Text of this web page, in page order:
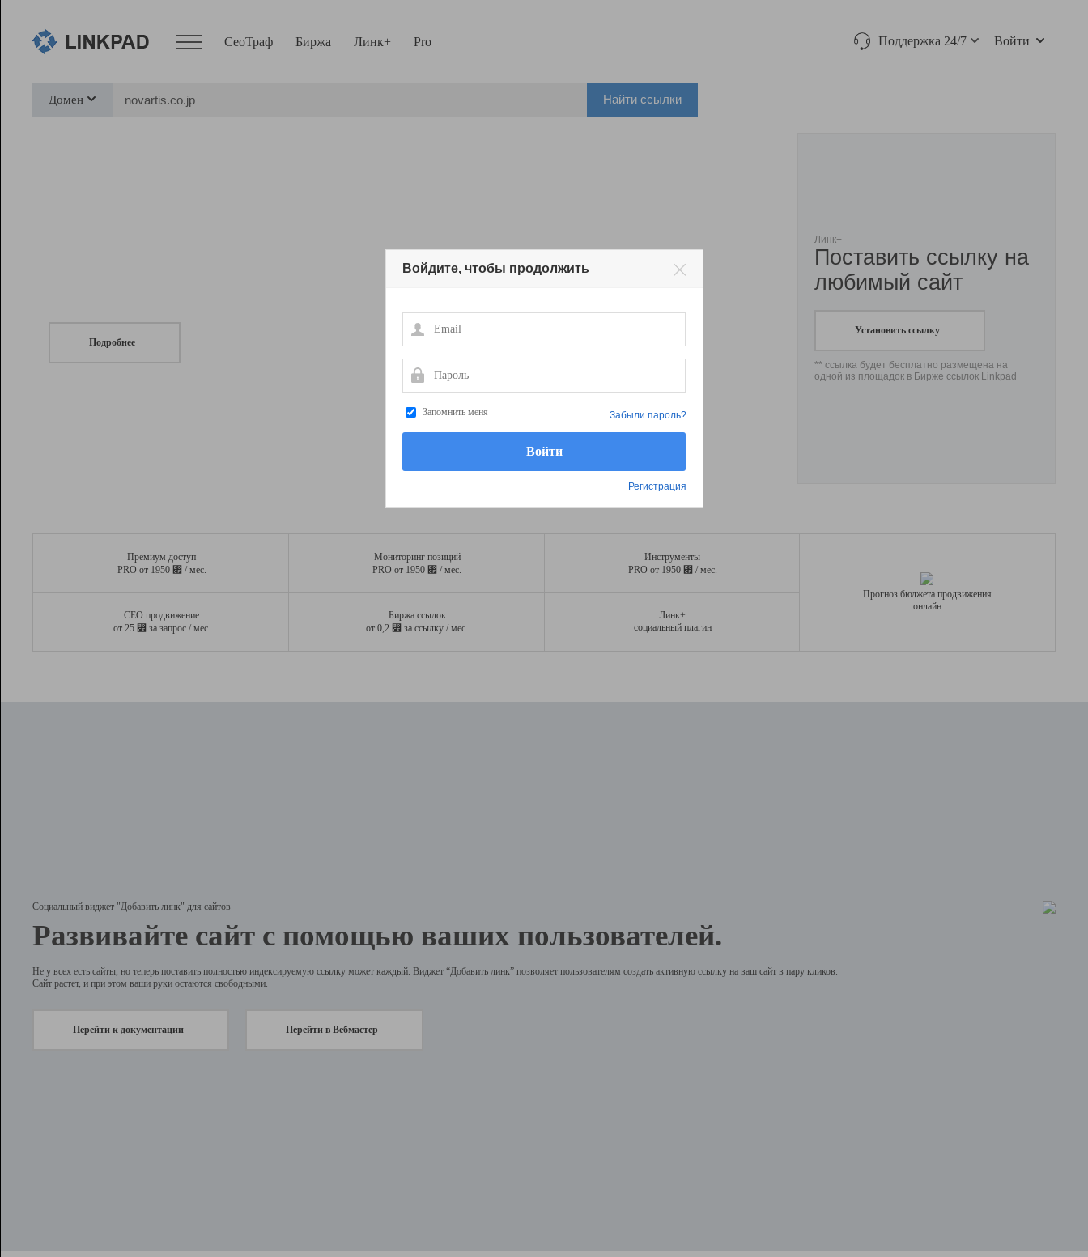
СеоТраф Биржа Линк+ Pro Поддержка 24/7 Войти
Домен Найти ссылки
Подробнее
Линк+
Поставить ссылку на
любимый сайт
Установить ссылку
** ссылка будет бесплатно размещена на
одной из площадок в Бирже ссылок Linkpad
Премиум доступ
PRO от 1950 ⃏ / мес.
Мониторинг позиций
PRO от 1950 ⃏ / мес.
Инструменты
PRO от 1950 ⃏ / мес.
СЕО продвижение
от 25 ⃏ за запрос / мес.
Биржа ссылок
от 0,2 ⃏ за ссылку / мес.
Линк+
социальный плагин
Прогноз бюджета продвижения
онлайн
Социальный виджет "Добавить линк" для сайтов
Развивайте сайт с помощью ваших пользователей.
Не у всех есть сайты, но теперь поставить полностью индексируемую ссылку может каждый. Виджет “Добавить линк” позволяет пользователям создать активную ссылку на ваш сайт в пару кликов.
Сайт растет, и при этом ваши руки остаются свободными.
Перейти к документации Перейти в Вебмастер
Войдите, чтобы продолжить
Email
Пароль
Запомнить меня
Регистрация
Забыли пароль?